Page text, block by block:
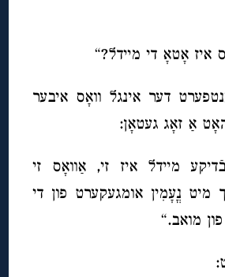
איז אָטאָ די מיידל?“
דער אינגל וואָס איבער
אַ זאָג געטאָן:
מיידל איז זי, אַוואָס זי
מיט נֳעָמִין אומגעקערט פון די
מואב.“